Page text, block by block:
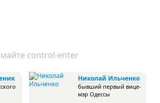
control-enter
Николай Ильченко
бывший первый вице-
мэр Одессы